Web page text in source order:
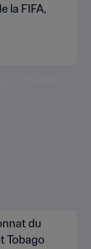
la FIFA,
du
Tobago